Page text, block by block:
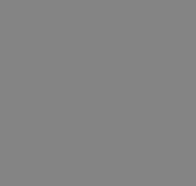
poprawiają